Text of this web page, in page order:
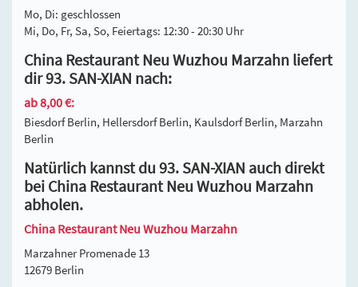
Mo, Di: geschlossen
Mi, Do, Fr, Sa, So, Feiertags: 12:30 - 20:30 Uhr
China Restaurant Neu Wuzhou Marzahn liefert
dir 93. SAN-XIAN nach:
ab 8,00 €:
Biesdorf Berlin, Hellersdorf Berlin, Kaulsdorf Berlin, Marzahn
Berlin
Natürlich kannst du 93. SAN-XIAN auch direkt
bei China Restaurant Neu Wuzhou Marzahn
abholen.
China Restaurant Neu Wuzhou Marzahn
Marzahner Promenade 13
12679 Berlin